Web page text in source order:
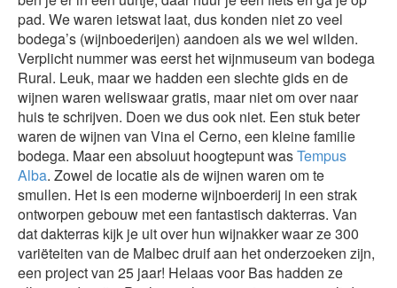
pad. We waren ietswat laat, dus konden niet zo veel
bodega’s (wijnboederijen) aandoen als we wel wilden.
Verplicht nummer was eerst het wijnmuseum van bodega
Rural. Leuk, maar we hadden een slechte gids en de
wijnen waren weliswaar gratis, maar niet om over naar
huis te schrijven. Doen we dus ook niet. Een stuk beter
waren de wijnen van Vina el Cerno, een kleine familie
bodega. Maar een absoluut hoogtepunt wasTempus
Alba. Zowel de locatie als de wijnen waren om te
smullen. Het is een moderne wijnboerderij in een strak
ontworpen gebouw met een fantastisch dakterras. Van
dat dakterras kijk je uit over hun wijnakker waar ze 300
variëteiten van de Malbec druif aan het onderzoeken zijn,
een project van 25 jaar! Helaas voor Bas hadden ze